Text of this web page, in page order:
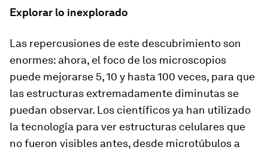
Explorar lo inexplorado
Las repercusiones de este descubrimiento son
enormes: ahora, el foco de los microscopios
puede mejorarse 5, 10 y hasta 100 veces, para que
las estructuras extremadamente diminutas se
puedan observar. Los científicos ya han utilizado
la tecnología para ver estructuras celulares que
no fueron visibles antes, desde microtúbulos a